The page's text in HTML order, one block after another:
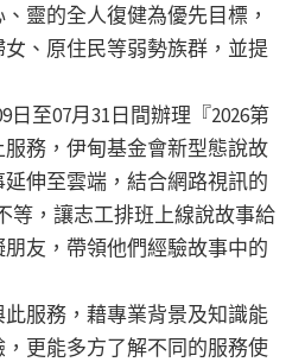
靈的全人復健為優先目標，
、原住民等弱勢族群，並提
日至07月31日間辦理『2026第
務，伊甸基金會新型態說故
伸至雲端，結合網路視訊的
等，讓志工排班上線說故事給
友，帶領他們經驗故事中的
服務，藉專業背景及知識能
更能多方了解不同的服務使